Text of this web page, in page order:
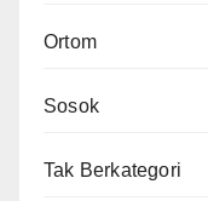
Ortom
Sosok
Tak Berkategori